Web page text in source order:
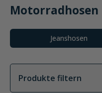
Motorradhosen
Kategoriegalerie überspringen
Jeanshosen
Produkte filtern